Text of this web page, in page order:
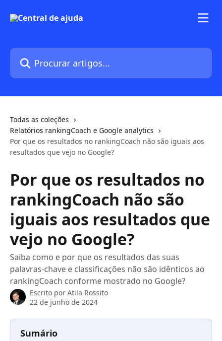
Procurar artigos...
Todas as coleções
Relatórios rankingCoach e Google analytics
Por que os resultados no rankingCoach não são iguais aos
resultados que vejo no Google?
Por que os resultados no
rankingCoach não são
iguais aos resultados que
vejo no Google?
Saiba como e por que os resultados das suas
palavras-chave e classificações não são idênticos ao
rankingCoach conforme mostrado no Google?
Escrito por Atila Rossito
22 de junho de 2024
Sumário